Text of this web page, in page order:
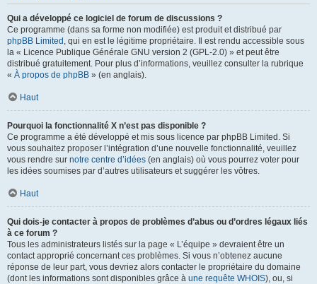
Qui a développé ce logiciel de forum de discussions ?
Ce programme (dans sa forme non modifiée) est produit et distribué par
phpBB Limited , qui en est le légitime propriétaire. Il est rendu accessible sous
la « Licence Publique Générale GNU version 2 (GPL-2.0) » et peut être
distribué gratuitement. Pour plus d’informations, veuillez consulter la rubrique
« À propos de phpBB » (en anglais).
Haut
Pourquoi la fonctionnalité X n’est pas disponible ?
Ce programme a été développé et mis sous licence par phpBB Limited. Si
vous souhaitez proposer l’intégration d’une nouvelle fonctionnalité, veuillez
vous rendre sur notre centre d’idées (en anglais) où vous pourrez voter pour
les idées soumises par d’autres utilisateurs et suggérer les vôtres.
Haut
Qui dois-je contacter à propos de problèmes d’abus ou d’ordres légaux liés
à ce forum ?
Tous les administrateurs listés sur la page « L’équipe » devraient être un
contact approprié concernant ces problèmes. Si vous n’obtenez aucune
réponse de leur part, vous devriez alors contacter le propriétaire du domaine
(dont les informations sont disponibles grâce à une requête WHOIS), ou, si